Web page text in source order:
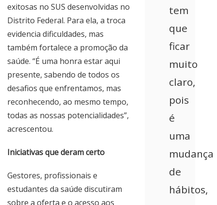
tem
que
ficar
muito
claro,
pois
é
uma
mudança
de
hábitos,
exitosas no SUS desenvolvidas no
Distrito Federal. Para ela, a troca
evidencia dificuldades, mas
também fortalece a promoção da
saúde. “É uma honra estar aqui
presente, sabendo de todos os
desafios que enfrentamos, mas
reconhecendo, ao mesmo tempo,
todas as nossas potencialidades”,
acrescentou.
Iniciativas que deram certo
Gestores, profissionais e
estudantes da saúde discutiram
sobre a oferta e o acesso aos